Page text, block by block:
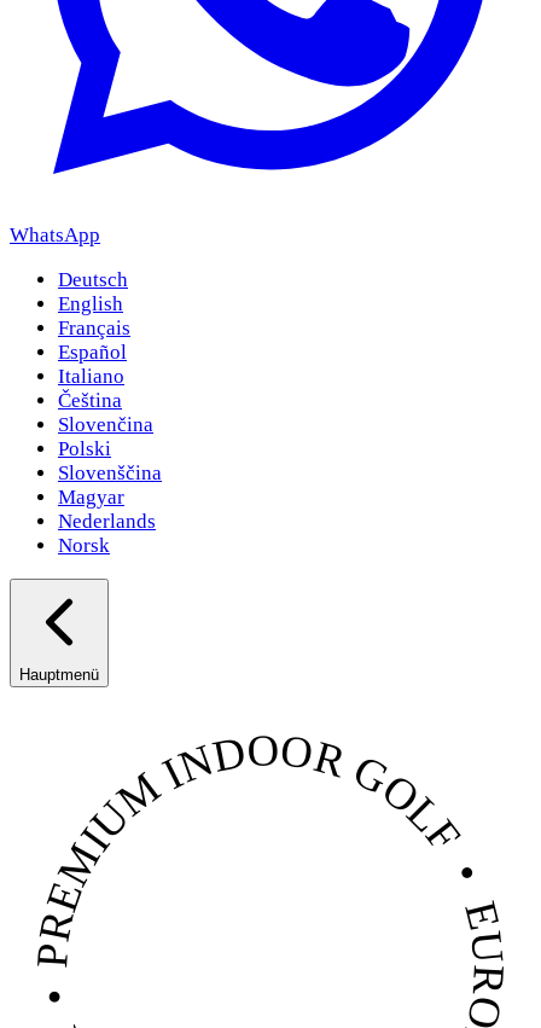
WhatsApp
Deutsch
English
Français
Español
Italiano
Čeština
Slovenčina
Polski
Slovenščina
Magyar
Nederlands
Norsk
Hauptmenü